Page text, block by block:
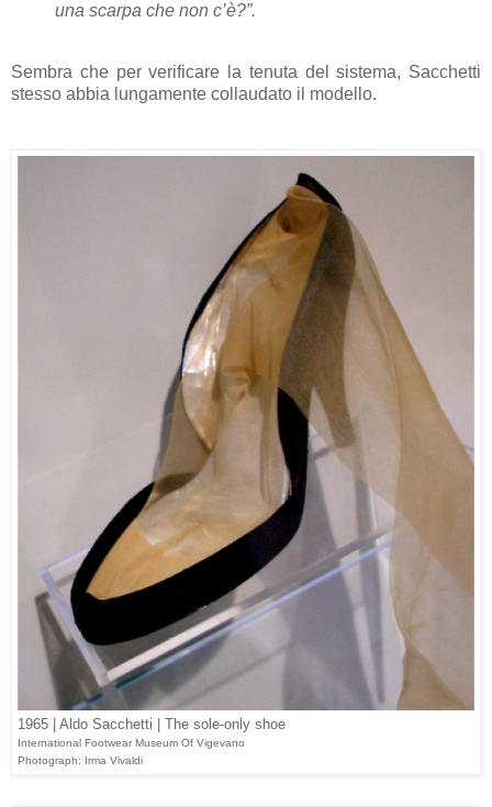
una scarpa che non c’è?”.
Sembra che per verificare la tenuta del sistema, Sacchetti
stesso abbia lungamente collaudato il modello.
1965 | Aldo Sacchetti | The sole-only shoe
International Footwear Museum Of Vigevano
Photograph: Irma Vivaldi